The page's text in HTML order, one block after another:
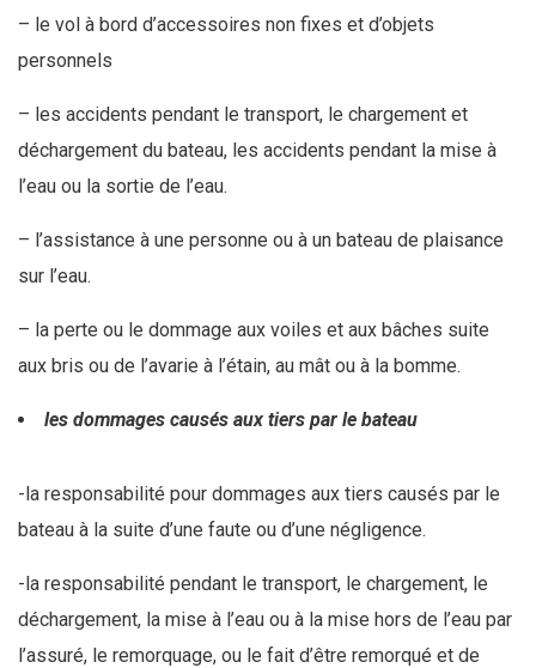
– le vol à bord d’accessoires non fixes et d’objets
personnels
– les accidents pendant le transport, le chargement et
déchargement du bateau, les accidents pendant la mise à
l’eau ou la sortie de l’eau.
– l’assistance à une personne ou à un bateau de plaisance
sur l’eau.
– la perte ou le dommage aux voiles et aux bâches suite
aux bris ou de l’avarie à l’étain, au mât ou à la bomme.
les dommages causés aux tiers par le bateau
-la responsabilité pour dommages aux tiers causés par le
bateau à la suite d’une faute ou d’une négligence.
-la responsabilité pendant le transport, le chargement, le
déchargement, la mise à l’eau ou à la mise hors de l’eau par
l’assuré, le remorquage, ou le fait d’être remorqué et de